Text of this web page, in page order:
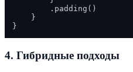
        .padding()
    }
4. Гибридные подходы